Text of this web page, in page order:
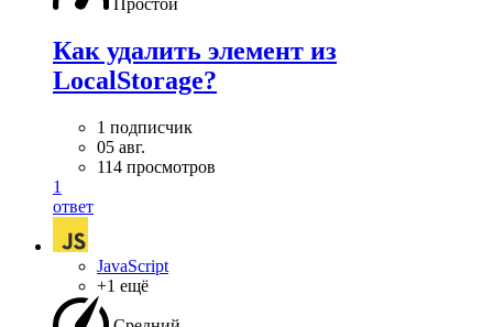
Простой
Как удалить элемент из
LocalStorage?
1 подписчик
05 авг.
114 просмотров
1
ответ
JavaScript
+1 ещё